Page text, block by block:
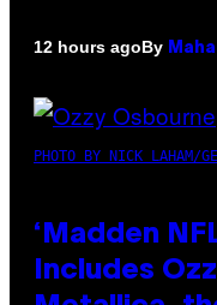
12 hours agoBy
PHOTO BY NICK LAHAM/
‘Madden
Includes